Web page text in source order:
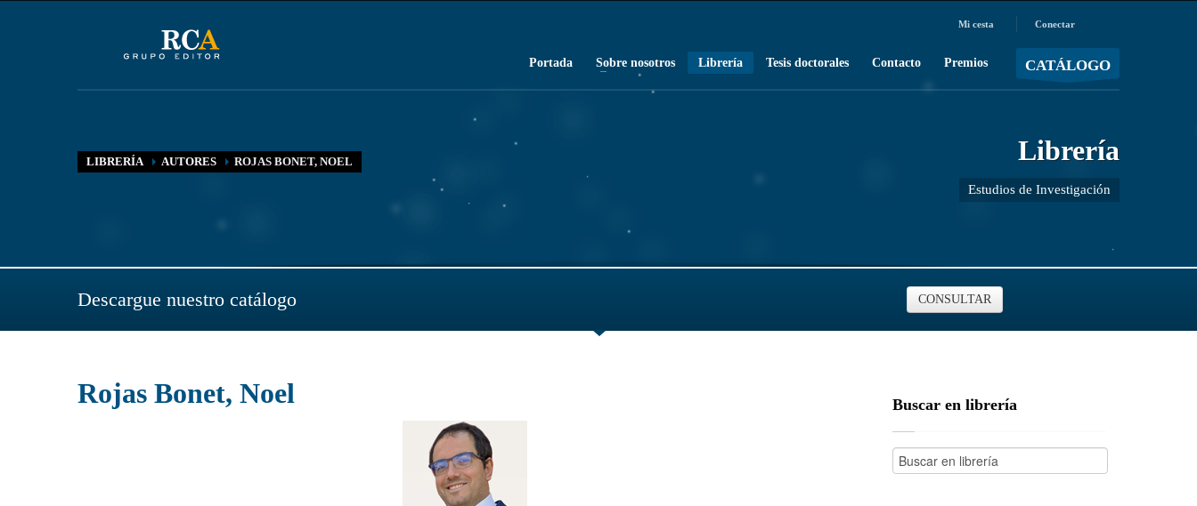
Conectar
Mi cesta
/ MOSTRAR CARRO
CATÁLOGO
Portada Sobre nosotros Librería Tesis doctorales Contacto Premios
LIBRERÍA AUTORES ROJAS BONET, NOEL Librería
Estudios de Investigación
Descargue nuestro catálogo CONSULTAR
Rojas Bonet, Noel Buscar en librería